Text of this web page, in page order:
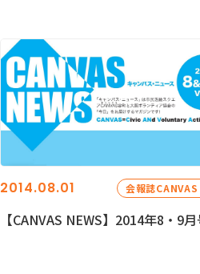
2014.08.01 会報誌CANVAS
【CANVAS NEWS】2014年8・9